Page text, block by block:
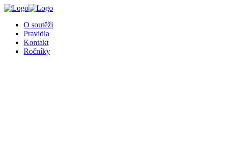
O soutěži
Pravidla
Kontakt
Ročníky